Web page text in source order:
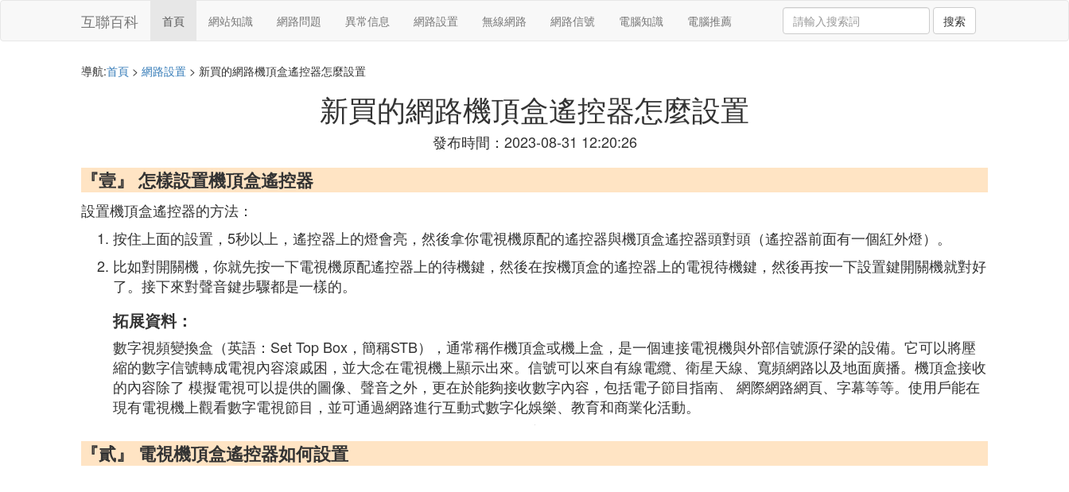
互聯百科 首頁 網站知識 網路問題 異常信息 網路設置 無線網路 網路信號 電腦知識 電腦推薦 搜索
導航:首頁 > 網路設置 > 新買的網路機頂盒遙控器怎麼設置
新買的網路機頂盒遙控器怎麼設置
發布時間：2023-08-31 12:20:26
『壹』 怎樣設置機頂盒遙控器
設置機頂盒遙控器的方法：
按住上面的設置，5秒以上，遙控器上的燈會亮，然後拿你電視機原配的遙控器與機頂盒遙控器頭對頭（遙控器前面有一個紅外燈）。
比如對開關機，你就先按一下電視機原配遙控器上的待機鍵，然後在按機頂盒的遙控器上的電視待機鍵，然後再按一下設置鍵開關機就對好
了。接下來對聲音鍵步驟都是一樣的。
拓展資料：
數字視頻變換盒（英語：Set Top Box，簡稱STB），通常稱作機頂盒或機上盒，是一個連接電視機與外部信號源仔梁的設備。它可以將壓
縮的數字信號轉成電視內容滾戚困，並大念在電視機上顯示出來。信號可以來自有線電纜、衛星天線、寬頻網路以及地面廣播。機頂盒接收
的內容除了 模擬電視可以提供的圖像、聲音之外，更在於能夠接收數字內容，包括電子節目指南、 網際網路網頁、字幕等等。使用戶能在
現有電視機上觀看數字電視節目，並可通過網路進行互動式數字化娛樂、教育和商業化活動。
『貳』 電視機頂盒遙控器如何設置